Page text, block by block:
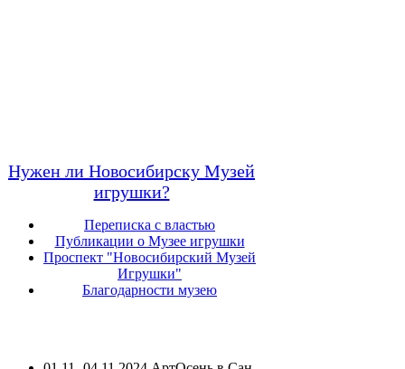
Нужен ли Новосибирску Музей
игрушки?
Переписка с властью
Публикации о Музее игрушки
Проспект "Новосибирский Музей
Игрушки"
Благодарности музею